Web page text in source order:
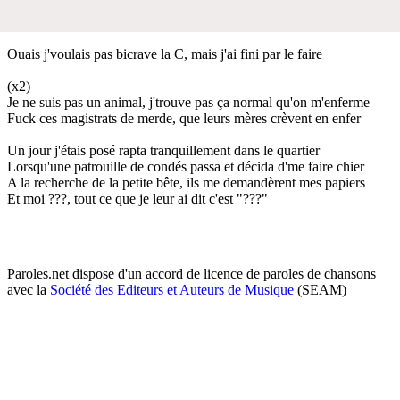
Ouais j'voulais pas bicrave la C, mais j'ai fini par le faire
(x2)
Je ne suis pas un animal, j'trouve pas ça normal qu'on m'enferme
Fuck ces magistrats de merde, que leurs mères crèvent en enfer
Un jour j'étais posé rapta tranquillement dans le quartier
Lorsqu'une patrouille de condés passa et décida d'me faire chier
A la recherche de la petite bête, ils me demandèrent mes papiers
Et moi ???, tout ce que je leur ai dit c'est "???"
Paroles.net dispose d'un accord de licence de paroles de chansons
avec la Société des Editeurs et Auteurs de Musique (SEAM)